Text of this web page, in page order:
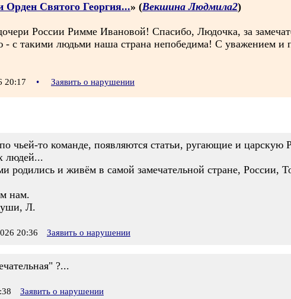
Святого Георгия...» (Векшина Людмила2)
России Римме Ивановой! Спасибо, Людочка, за
- с такими людьми наша страна непобедима! С уважением и
20:17 • Заявить о нарушении
чьей-то команде, появляются статьи, ругающие и
людей...
родились и живём в самой замечательной стране, России,
нам.
Л.
20:36 Заявить о нарушении
?...
Заявить о нарушении